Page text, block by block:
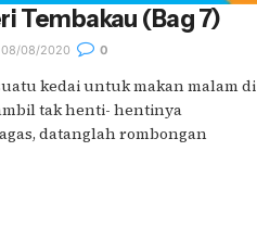
Tembakau (Bag 7)
08/08/2020 0
kedai untuk makan malam di
tak henti- hentinya
datanglah rombongan